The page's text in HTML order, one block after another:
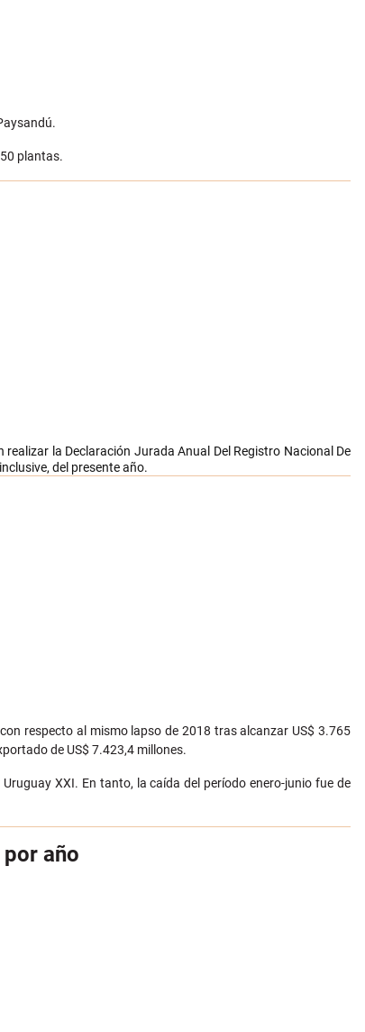
plantas.
realizar la Declaración Jurada Anual Del Registro Nacional De
del presente año.
respecto al mismo lapso de 2018 tras alcanzar US$ 3.765
de US$ 7.423,4 millones.
XXI. En tanto, la caída del período enero-junio fue de
año